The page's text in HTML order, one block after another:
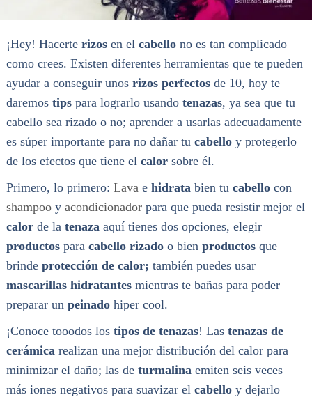
¡Hey! Hacerte rizosen el cabellono es tan complicado
como crees. Existen diferentes herramientas que te pueden
ayudar a conseguir unos rizos perfectosde 10, hoy te
daremos tipspara lograrlo usando tenazas, ya sea que tu
cabello sea rizado o no; aprender a usarlas adecuadamente
es súper importante para no dañar tu cabelloy protegerlo
de los efectos que tiene el calorsobre él.
Primero, lo primero: Lava e hidrata bien tu cabellocon
shampooy acondicionadorpara que pueda resistir mejor el
calorde la tenaza aquí tienes dos opciones, elegir
productospara cabello rizadoo bien productosque
brinde protección de calor; también puedes usar
mascarillas hidratantesmientras te bañas para poder
preparar un peinadohiper cool.
¡Conoce tooodos los tipos de tenazas! Las tenazas de
cerámica realizan una mejor distribución del calor para
minimizar el daño; las de turmalina emiten seis veces
más iones negativos para suavizar el cabelloy dejarlo